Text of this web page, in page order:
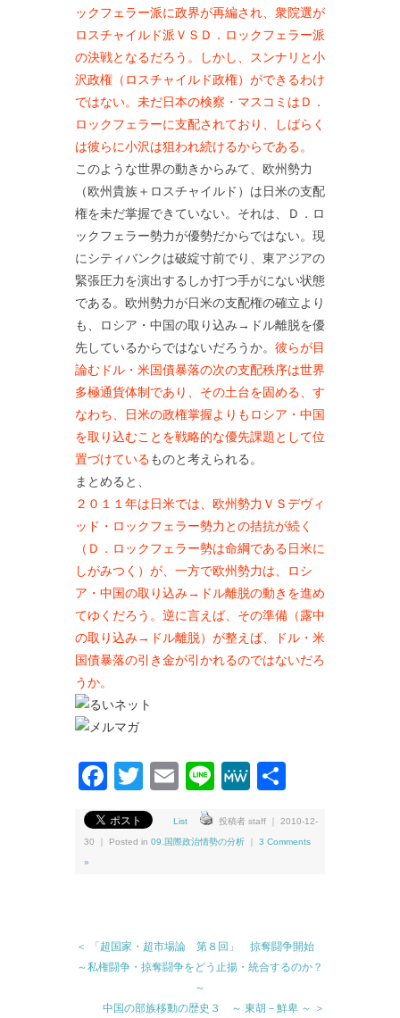
ックフェラー派に政界が再編され、衆院選が
ロスチャイルド派ＶＳＤ．ロックフェラー派
の決戦となるだろう。しかし、スンナリと小
沢政権（ロスチャイルド政権）ができるわけ
ではない。未だ日本の検察・マスコミはＤ．
ロックフェラーに支配されており、しばらく
は彼らに小沢は狙われ続けるからである。
このような世界の動きからみて、欧州勢力
（欧州貴族＋ロスチャイルド）は日米の支配
権を未だ掌握できていない。それは、Ｄ．ロ
ックフェラー勢力が優勢だからではない。現
にシティバンクは破綻寸前でり、東アジアの
緊張圧力を演出するしか打つ手がにない状態
である。欧州勢力が日米の支配権の確立より
も、ロシア・中国の取り込み→ドル離脱を優
先しているからではないだろうか。 彼らが目
論むドル・米国債暴落の次の支配秩序は世界
多極通貨体制であり、その土台を固める、す
なわち、日米の政権掌握よりもロシア・中国
を取り込むことを戦略的な優先課題として位
置づけているものと考えられる。
まとめると、
２０１１年は日米では、欧州勢力ＶＳデヴィ
ッド・ロックフェラー勢力との拮抗が続く
（Ｄ．ロックフェラー勢は命綱である日米に
しがみつく）が、一方で欧州勢力は、ロシ
ア・中国の取り込み→ドル離脱の動きを進め
てゆくだろう。逆に言えば、その準備（露中
の取り込み→ドル離脱）が整えば、ドル・米
国債暴落の引き金が引かれるのではないだろ
うか。
Facebook
Twitter
EmailLineMeWe
List 投稿者 staff ｜ 2010-12-
30 ｜ Posted in 09.国際政治情勢の分析 3 Comments
»
＜ 「超国家・超市場論 第８回」 掠奪闘争開始
～私権闘争・掠奪闘争をどう止揚・統合するのか？
～
中国の部族移動の歴史３ ～ 東胡－鮮卑 ～ ＞